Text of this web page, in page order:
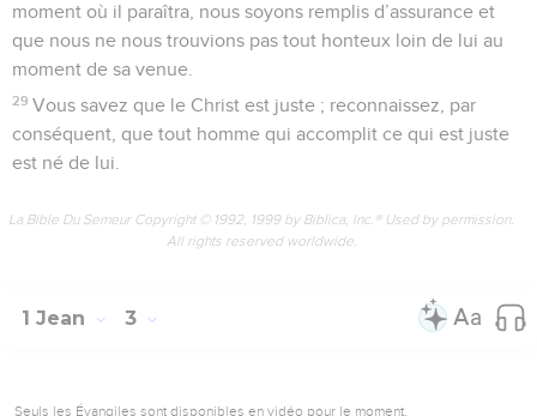
moment où il paraîtra, nous soyons remplis d’assurance et
que nous ne nous trouvions pas tout honteux loin de lui au
moment de sa venue.
29 Vous savez que le Christ est juste ; reconnaissez, par
conséquent, que tout homme qui accomplit ce qui est juste
est né de lui.
La Bible Du Semeur Copyright © 1992, 1999 by Biblica, Inc.® Used by permission.
All rights reserved worldwide.
1 Jean 3
Seuls les Évangiles sont disponibles en vidéo pour le moment.